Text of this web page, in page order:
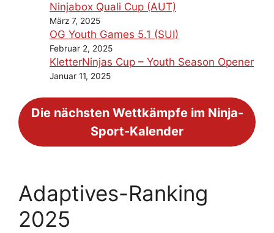
Ninjabox Quali Cup (AUT)
März 7, 2025
OG Youth Games 5.1 (SUI)
Februar 2, 2025
KletterNinjas Cup – Youth Season Opener
Januar 11, 2025
Die nächsten Wettkämpfe im Ninja-
Sport-Kalender
Adaptives-Ranking
2025